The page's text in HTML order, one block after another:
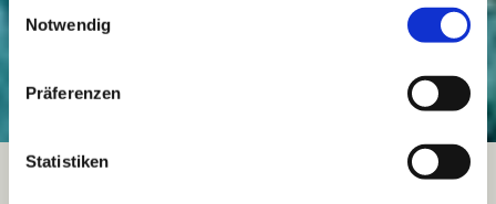
Notwendig
Präferenzen
Statistiken
Onlinemarketing Experten brauchen
Rücken frei hält: